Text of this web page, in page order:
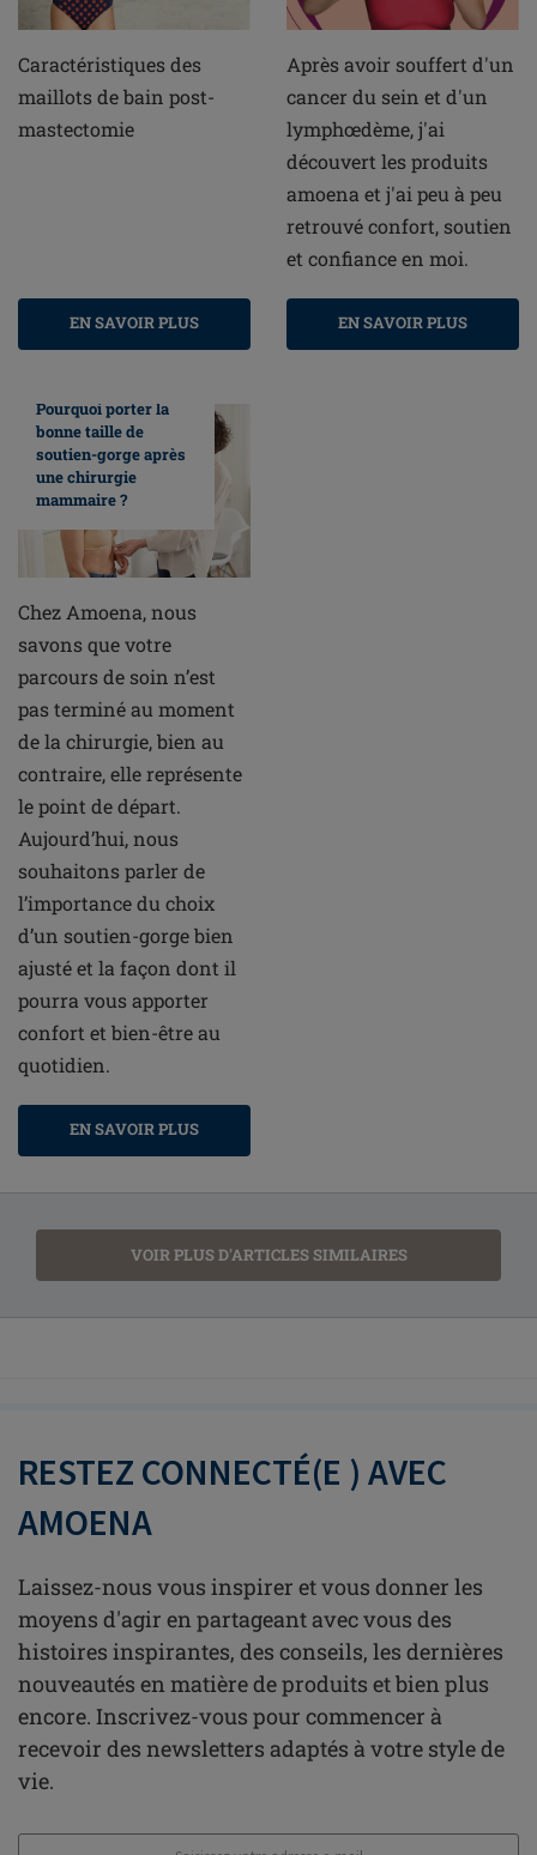
Caractéristiques des
maillots de bain post-
mastectomie
EN SAVOIR PLUS
Après avoir souffert d'un
cancer du sein et d'un
lymphœdème, j'ai
découvert les produits
amoena et j'ai peu à peu
retrouvé confort, soutien
et confiance en moi.
EN SAVOIR PLUS
Pourquoi porter la
bonne taille de
soutien-gorge après
une chirurgie
mammaire ?
Chez Amoena, nous
savons que votre
parcours de soin n’est
pas terminé au moment
de la chirurgie, bien au
contraire, elle représente
le point de départ.
Aujourd’hui, nous
souhaitons parler de
l’importance du choix
d’un soutien-gorge bien
ajusté et la façon dont il
pourra vous apporter
confort et bien-être au
quotidien.
EN SAVOIR PLUS
VOIR PLUS D'ARTICLES SIMILAIRES
RESTEZ CONNECTÉ(E ) AVEC
AMOENA
Laissez-nous vous inspirer et vous donner les
moyens d'agir en partageant avec vous des
histoires inspirantes, des conseils, les dernières
nouveautés en matière de produits et bien plus
encore. Inscrivez-vous pour commencer à
recevoir des newsletters adaptés à votre style de
vie.